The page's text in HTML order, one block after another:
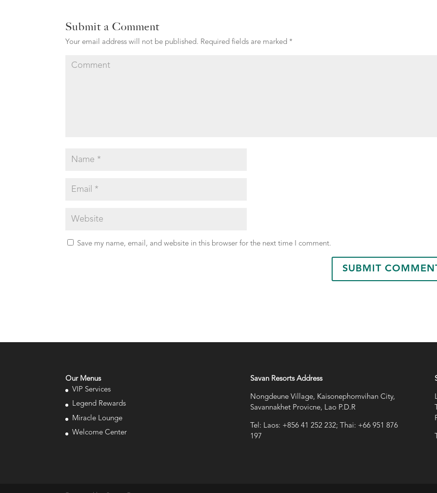
Submit a Comment
Your email address will not be published. Required fields are marked *
Save my name, email, and website in this browser for the next time I comment.
Our Menus
VIP Services
Legend Rewards
Miracle Lounge
Welcome Center
Savan Resorts Address
Nongdeune Village, Kaisonephomvihan City,
Savannakhet Provicne, Lao P.D.R
Tel: Laos: +856 41 252 232; Thai: +66 951 876
197